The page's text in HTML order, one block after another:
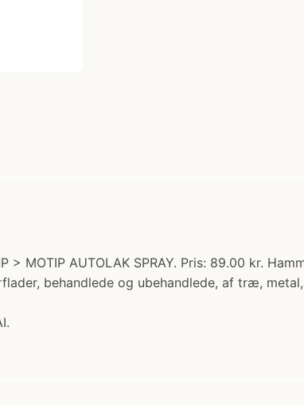
MOTIP AUTOLAK SPRAY. Pris: 89.00 kr.
behandlede og ubehandlede, af træ,